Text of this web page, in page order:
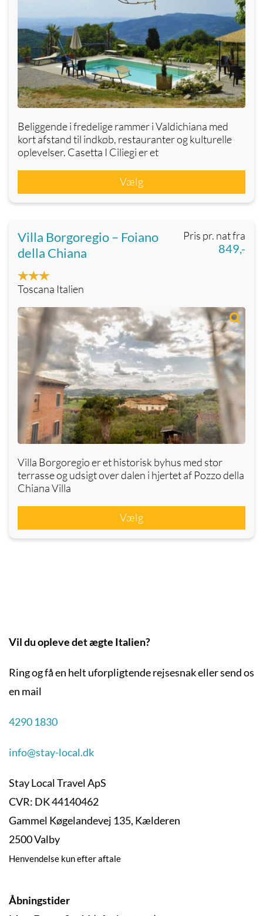
Beliggende i fredelige rammer i Valdichiana med
kort afstand til indkøb, restauranter og kulturelle
oplevelser. Casetta I Ciliegi er et
Vælg
Pris pr. nat fra
849,-
Villa Borgoregio – Foiano
della Chiana
Toscana Italien
Villa Borgoregio er et historisk byhus med stor
terrasse og udsigt over dalen i hjertet af Pozzo della
Chiana Villa
Vælg
Vil du opleve det ægte Italien?
Ring og få en helt uforpligtende rejsesnak eller send os
en mail
4290 1830
info@stay-local.dk
Stay Local Travel ApS
CVR: DK 44140462
Gammel Køgelandevej 135, Kælderen
2500 Valby
Henvendelse kun efter aftale
Åbningstider